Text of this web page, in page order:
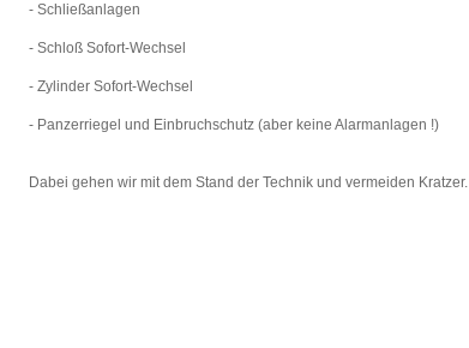
- Schließanlagen
- Schloß Sofort-Wechsel
- Zylinder Sofort-Wechsel
- Panzerriegel und Einbruchschutz (aber keine Alarmanlagen !)
Dabei gehen wir mit dem Stand der Technik und vermeiden Kratzer.